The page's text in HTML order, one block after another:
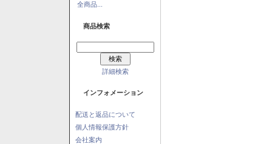
全商品...
商品検索
詳細検索
インフォメーション
配送と返品について
個人情報保護方針
会社案内